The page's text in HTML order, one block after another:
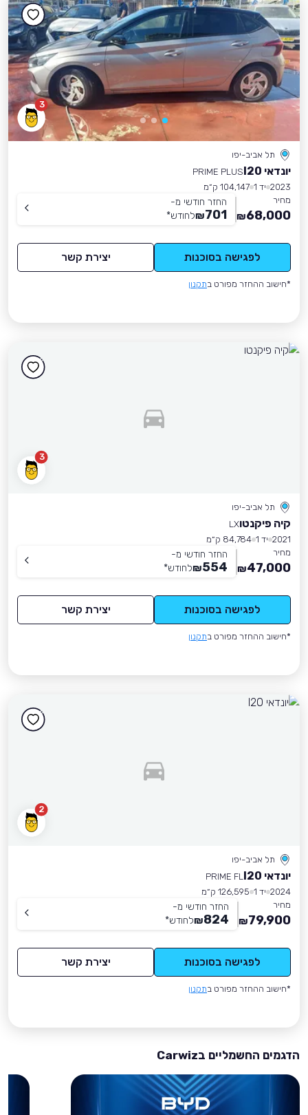
3
תל אביב-יפו
יונדאי I20
PRIME PLUS
2023 יד 1
104,147 ק״מ
מחיר
68,000
₪
החזר חודשי מ-
701
₪לחודש*
לפגישה בסוכנות יצירת קשר
*חישוב ההחזר מפורט בתקנון
3
תל אביב-יפו
קיה פיקנטוLX
2021 יד 1
84,784 ק״מ
מחיר
47,000
₪
החזר חודשי מ-
554
₪לחודש*
לפגישה בסוכנות יצירת קשר
*חישוב ההחזר מפורט בתקנון
2
תל אביב-יפו
יונדאי I20
PRIME FL
2024 יד 1
126,595 ק״מ
מחיר
79,900
₪
החזר חודשי מ-
824
₪לחודש*
לפגישה בסוכנות יצירת קשר
*חישוב ההחזר מפורט בתקנון
הדגמים החשמליים בCarwiz